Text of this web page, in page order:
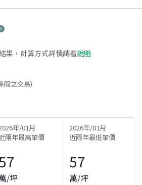
果，計算方式詳情請看說明
間之交易)
年/01月
兩年最高單價
/坪
2026年/01月
近兩年最低單價
57
萬/坪